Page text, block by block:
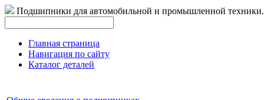
Подшипники для автомобильной и промышленной техники.
Главная страница
Навигация по сайту
Каталог деталей